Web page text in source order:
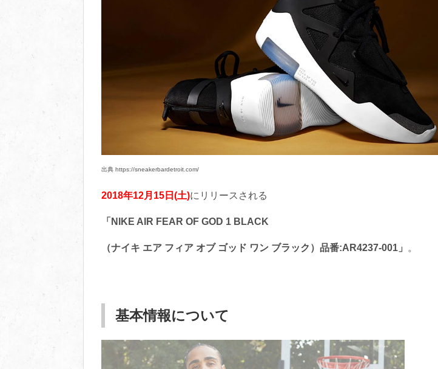
出典 https://sneakerbardetroit.com/
2018年12月15日(土)にリリースされる
「NIKE AIR FEAR OF GOD 1 BLACK
（ナイキ エア フィア オブ ゴッド ワン ブラック）品番:AR4237-001」 。
基本情報について